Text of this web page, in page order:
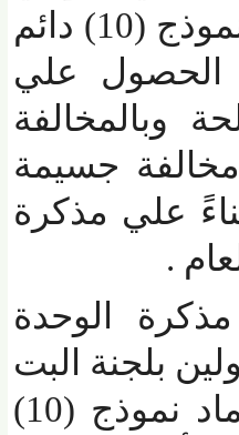
وفي ذات الشهر الحالي لقيامهم بإصدار نموذج (10) دائم
علي
وبالمخالفة
جسيمة
ذلك بناءً علي مذكرة
.
الوحدة
بلجنة البت
بملف التصالح علي مخالفات البناء باعتماد نموذج (10)